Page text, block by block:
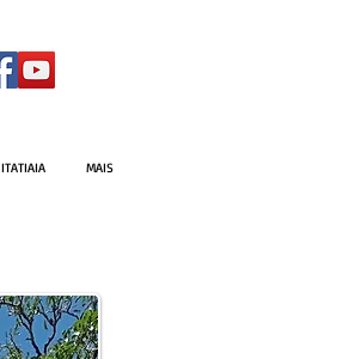
ITATIAIA MAIS